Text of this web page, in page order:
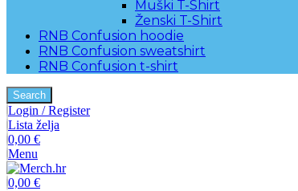
Muški T-Shirt
Ženski T-Shirt
RNB Confusion hoodie
RNB Confusion sweatshirt
RNB Confusion t-shirt
Search
Login / Register
Lista želja
0,00 €
Menu
0,00 €